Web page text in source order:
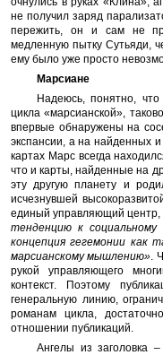
не получил заряд
пережить, он и сам не
медленную пытку Сутьяди,
ему было уже просто
Марсиане
Надеюсь, понятно,
цикла «марсианской»,
впервые обнаружены на
экспансии, а на найденных
картах Марс всегда
что и карты, найденные на
эту другую планету и
исчезнувшей
единый управляющий
тенденцию к
концепция гегемонии как
марсианскому мышлению».
рукой управляющего
контекст. Поэтому
генеральную линию,
романам цикла,
отношении публикаций.
Ангелы из заголовка